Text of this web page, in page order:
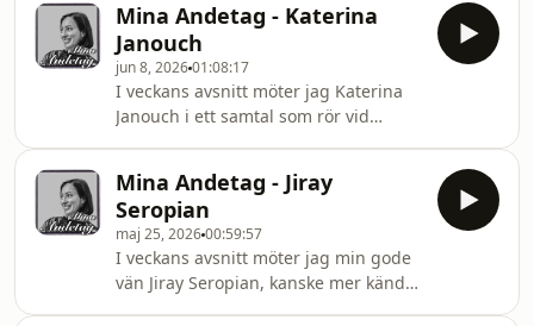
genom våra vardagsrum.Vi pratar om
det som skaver och det som läker. Om
relationer som går sönder och byggs
upp igen. Om förlåtelse och om
nyfikenhet.Vi rör oss genom
ensamhetens tystnader,
narcissismens speglar och de där
ögonblicken när man plötsligt ser sig
själv
Mina Andetag - Katerina
Janouch
jun 8, 202601:08:17
I veckans avsnitt möter jag Katerina
Janouch i ett samtal som rör vid
genom åren.Katerina beskriver sig
själv som en häxa med stark intuition,
djupt förankrad i naturen och i sin
egen inre kompass. Det här är ett
samtal om motståndskraft, sårbarhet,
kärlek, överlevnad och om att våga lita
Mina Andetag - Jiray
Seropian
maj 25, 202600:59:57
I veckans avsnitt möter jag min gode
vän Jiray Seropian, kanske mer känd